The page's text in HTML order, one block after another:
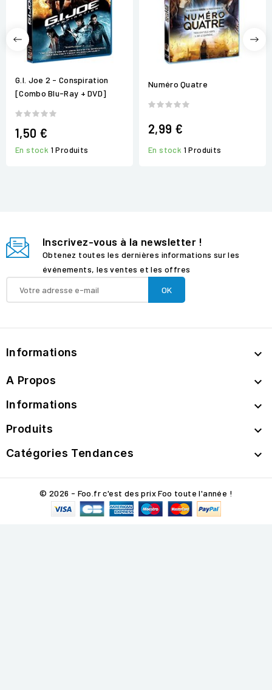
G.I. Joe 2 - Conspiration
[Combo Blu-Ray + DVD]
1,50 €
En stock 1 Produits
Numéro Quatre
2,99 €
En stock 1 Produits
Inscrivez-vous à la newsletter !
Obtenez toutes les dernières informations sur les
événements, les ventes et les offres
Informations 
A Propos 
Informations 
Produits 
Catégories Tendances 
© 2026 - Foo.fr c'est des prix Foo toute l'année !